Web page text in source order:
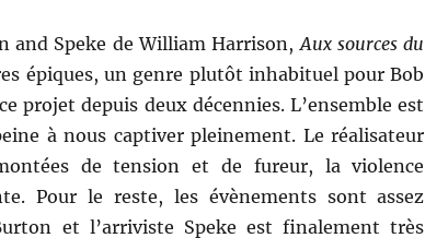
and Speke de William Harrison, Aux sources du
épiques, un genre plutôt inhabituel pour Bob
projet depuis deux décennies. L’ensemble est
à nous captiver pleinement. Le réalisateur
de tension et de fureur, la violence
Pour le reste, les évènements sont assez
et l’arriviste Speke est finalement très